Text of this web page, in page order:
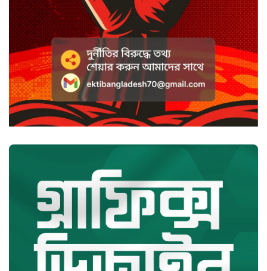
সবুজবাগে ময়লার স্তূপ থেকে তরুণীর
খণ্ডিত মাথা ও হাত উদ্ধার